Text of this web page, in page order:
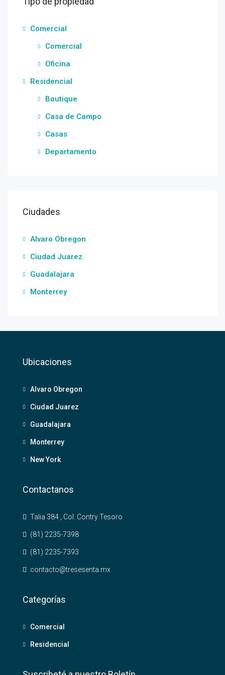
Comercial
Comercial
Oficina
Residencial
Boutique
Casa de Campo
Casas
Departamento
Ciudades
Alvaro Obregon
Ciudad Juarez
Guadalajara
Monterrey
Ubicaciones
Alvaro Obregon
Ciudad Juarez
Guadalajara
Monterrey
New York
Contactanos
Talia 384 , Col. Contry Tesoro
(81) 2235-7398
(81) 2235-7393
contacto@tresesenta.mx
Categorías
Comercial
Residencial